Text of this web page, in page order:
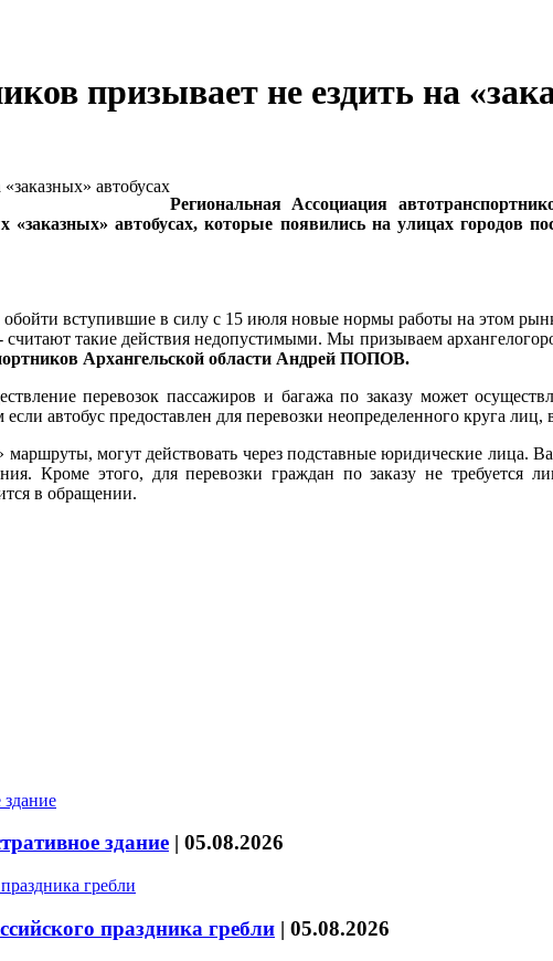
призывает не ездить на
Региональная Ассоциация
автобусах, которые появились на улицах городов
обойти вступившие в силу с 15 июля новые нормы работы на этом
такие действия недопустимыми. Мы призываем
Архангельской области Андрей ПОПОВ.
перевозок пассажиров и багажа по заказу может
автобус предоставлен для перевозки неопределенного круга лиц,
маршруты, могут действовать через подставные юридические лица.
Кроме этого, для перевозки граждан по заказу не требуется
в обращении.
здание | 05.08.2026
праздника гребли | 05.08.2026